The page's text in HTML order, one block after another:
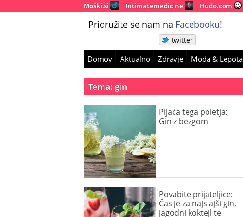
Moški.si Intimatemedicine Hudo.com
Pridružite se nam na Facebooku!
twitter
Domov Aktualno Zdravje Moda & Lepota
Tema: gin
Pijača tega poletja:
Gin z bezgom
Povabite prijateljice:
Čas je za najslajši gin,
jagodni koktejl te